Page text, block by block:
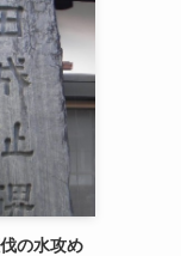
の水攻め